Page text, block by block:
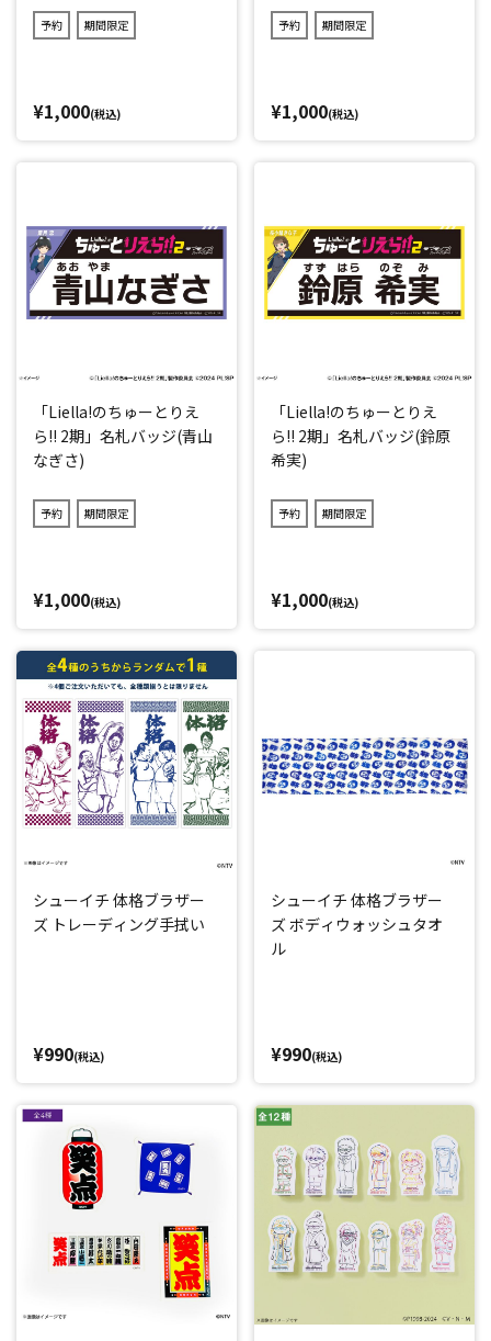
予約 期間限定
¥1,000(税込)
予約 期間限定
¥1,000(税込)
「Liella!のちゅーとりえ
ら!! 2期」名札バッジ(青山
なぎさ)
予約 期間限定
¥1,000(税込)
「Liella!のちゅーとりえ
ら!! 2期」名札バッジ(鈴原
希実)
予約 期間限定
¥1,000(税込)
シューイチ 体格ブラザー
ズ トレーディング手拭い
¥990(税込)
シューイチ 体格ブラザー
ズ ボディウォッシュタオ
ル
¥990(税込)